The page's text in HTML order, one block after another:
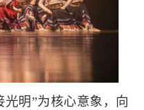
明”为核心意象，向